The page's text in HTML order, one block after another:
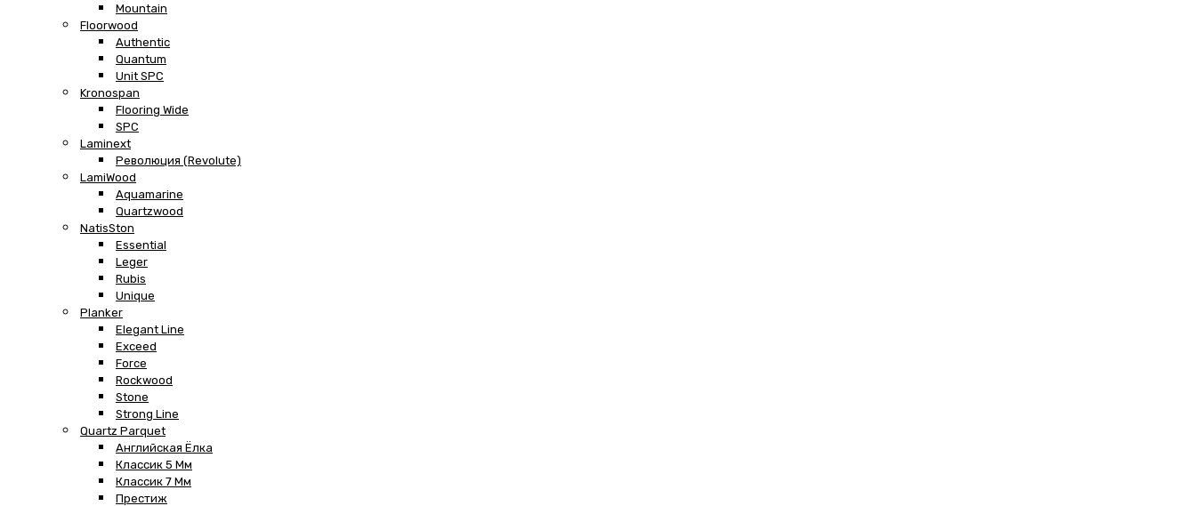
Mountain
Floorwood
Authentic
Quantum
Unit SPC
Kronospan
Flooring Wide
SPC
Laminext
Революция (Revolute)
LamiWood
Aquamarine
Quartzwood
NatisSton
Essential
Leger
Rubis
Unique
Planker
Elegant Line
Exceed
Force
Rockwood
Stone
Strong Line
Quartz Parquet
Английская Ёлка
Классик 5 Мм
Классик 7 Мм
Престиж